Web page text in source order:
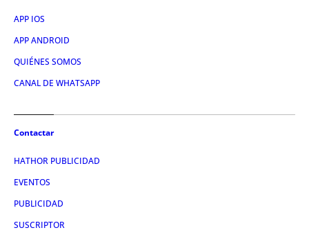
APP IOS
APP ANDROID
QUIÉNES SOMOS
CANAL DE WHATSAPP
Contactar
HATHOR PUBLICIDAD
EVENTOS
PUBLICIDAD
SUSCRIPTOR